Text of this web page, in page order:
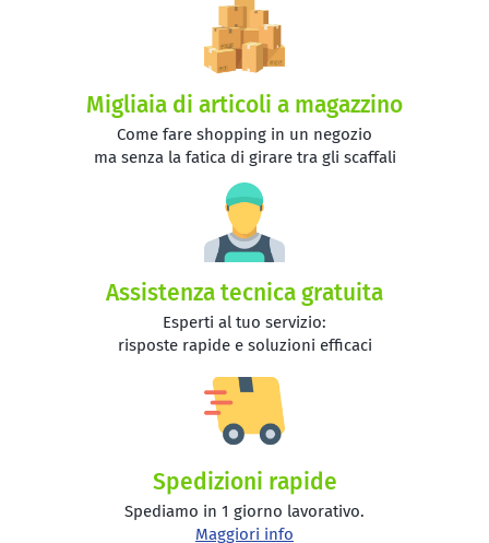
Migliaia di articoli a magazzino
Come fare shopping in un negozio
ma senza la fatica di girare tra gli scaffali
Assistenza tecnica gratuita
Esperti al tuo servizio:
risposte rapide e soluzioni efficaci
Spedizioni rapide
Spediamo in 1 giorno lavorativo.
Maggiori info